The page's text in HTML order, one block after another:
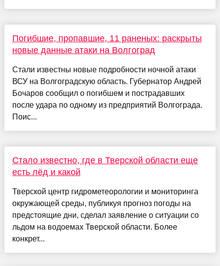
Погибшие, пропавшие, 11 раненых: раскрыты
новые данные атаки на Волгоград
Стали известны новые подробности ночной атаки
ВСУ на Волгоградскую область. Губернатор Андрей
Бочаров сообщил о погибшем и пострадавших
после удара по одному из предприятий Волгограда.
Поис...
Стало известно, где в Тверской области еще
есть лёд и какой
Тверской центр гидрометеорологии и мониторинга
окружающей среды, публикуя прогноз погоды на
предстоящие дни, сделал заявление о ситуации со
льдом на водоемах Тверской области. Более
конкрет...